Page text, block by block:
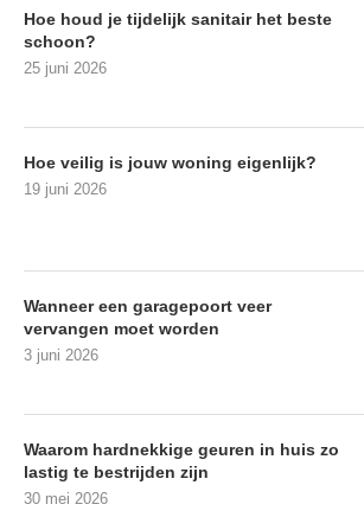
Hoe houd je tijdelijk sanitair het beste
schoon?
25 juni 2026
Hoe veilig is jouw woning eigenlijk?
19 juni 2026
Wanneer een garagepoort veer
vervangen moet worden
3 juni 2026
Waarom hardnekkige geuren in huis zo
lastig te bestrijden zijn
30 mei 2026